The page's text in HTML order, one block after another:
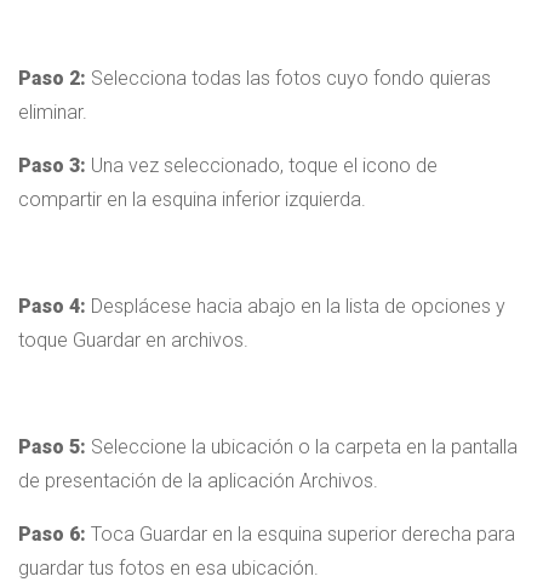
Paso 2: Selecciona todas las fotos cuyo fondo quieras
eliminar.
Paso 3: Una vez seleccionado, toque el icono de
compartir en la esquina inferior izquierda.
Paso 4: Desplácese hacia abajo en la lista de opciones y
toque Guardar en archivos.
Paso 5: Seleccione la ubicación o la carpeta en la pantalla
de presentación de la aplicación Archivos.
Paso 6: Toca Guardar en la esquina superior derecha para
guardar tus fotos en esa ubicación.